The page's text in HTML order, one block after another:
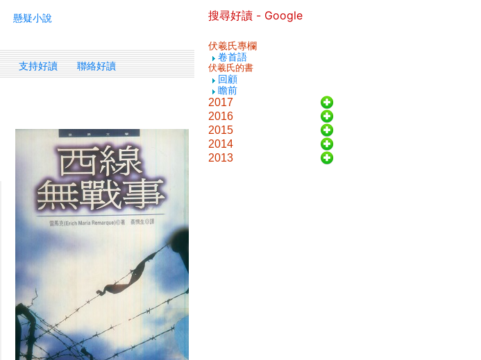
懸疑小說
支持好讀 聯絡好讀
搜尋好讀 - Google
伏羲氏專欄
卷首語
伏羲氏的書
回顧
瞻前
2017
2016
2015
2014
2013